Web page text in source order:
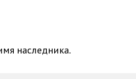
наследника.